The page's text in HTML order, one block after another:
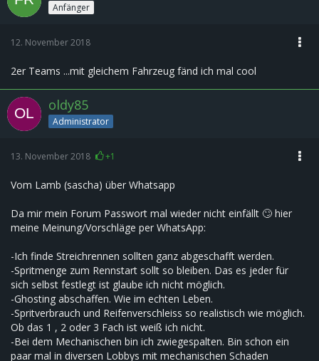
Anfänger
12. November 2018
2er Teams ...mit gleichem Fahrzeug fänd ich mal cool
oldy85
Administrator
13. November 2018 +1
Vom Lamb (sascha) über Whatsapp
Da mir mein Forum Passwort mal wieder nicht einfällt 🙄 hier
meine Meinung/Vorschläge per WhatsApp:
-Ich finde Streichrennen sollten ganz abgeschafft werden.
-Spritmenge zum Rennstart sollt so bleiben. Das es jeder für
sich selbst festlegt ist glaube ich nicht möglich.
-Ghosting abschaffen. Wie im echten Leben.
-Spritverbrauch und Reifenverschleiss so realistisch wie möglich.
Ob das 1 , 2 oder 3 Fach ist weiß ich nicht.
-Bei dem Mechanischen bin ich zwiegespalten. Bin schon ein
paar mal in diversen Lobbys mit mechanischen Schaden